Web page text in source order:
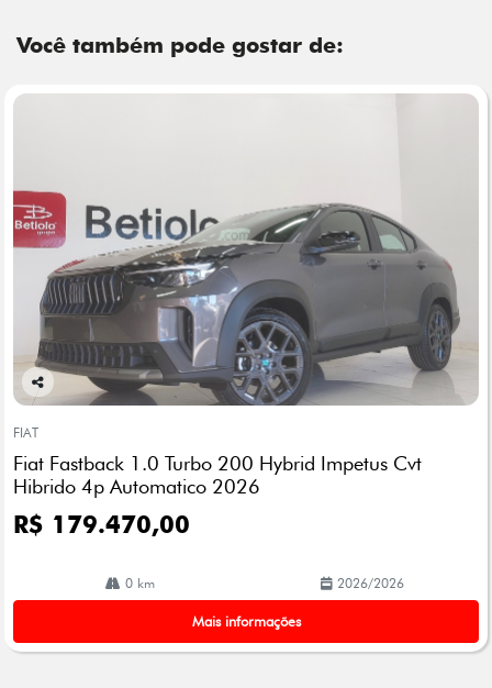
Você também pode gostar de:
Co
arti
lhe
FIAT
Fiat Fastback 1.0 Turbo 200 Hybrid Impetus Cvt
Hibrido 4p Automatico 2026
R$ 179.470,00
0 km 2026/2026
Mais informações